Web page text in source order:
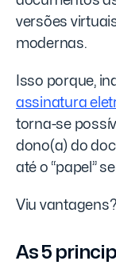
versões
modernas.
Isso porque,
assinatura
torna-se
dono(a) do
até o “papel”
Viu
As 5